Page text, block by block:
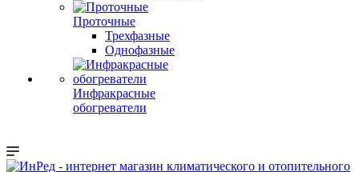
Проточные
Трехфазные
Однофазные
Инфракрасные
обогреватели